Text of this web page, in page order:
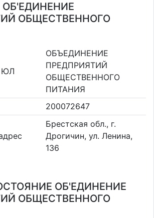
ОБЩЕСТВЕННОГО
ЮЛ
ОБЪЕДИНЕНИЕ
ПРЕДПРИЯТИЙ
ОБЩЕСТВЕННОГО
ПИТАНИЯ
200072647
Брестская обл., г.
Дрогичин, ул. Ленина,
136
ОБ'ЕДИНЕНИЕ
ОБЩЕСТВЕННОГО